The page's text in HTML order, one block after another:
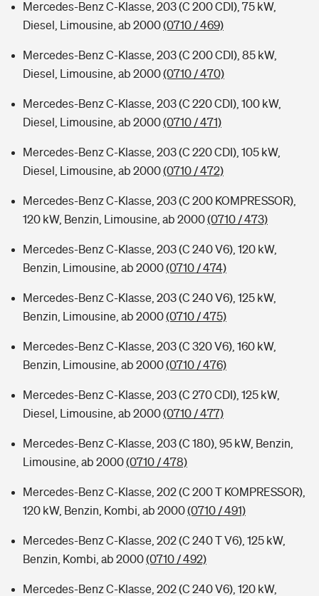
Mercedes-Benz C-Klasse, 203 (C 200 CDI), 75 kW,
Diesel, Limousine, ab 2000(0710 / 469)
Mercedes-Benz C-Klasse, 203 (C 200 CDI), 85 kW,
Diesel, Limousine, ab 2000(0710 / 470)
Mercedes-Benz C-Klasse, 203 (C 220 CDI), 100 kW,
Diesel, Limousine, ab 2000(0710 / 471)
Mercedes-Benz C-Klasse, 203 (C 220 CDI), 105 kW,
Diesel, Limousine, ab 2000(0710 / 472)
Mercedes-Benz C-Klasse, 203 (C 200 KOMPRESSOR),
120 kW, Benzin, Limousine, ab 2000(0710 / 473)
Mercedes-Benz C-Klasse, 203 (C 240 V6), 120 kW,
Benzin, Limousine, ab 2000(0710 / 474)
Mercedes-Benz C-Klasse, 203 (C 240 V6), 125 kW,
Benzin, Limousine, ab 2000(0710 / 475)
Mercedes-Benz C-Klasse, 203 (C 320 V6), 160 kW,
Benzin, Limousine, ab 2000(0710 / 476)
Mercedes-Benz C-Klasse, 203 (C 270 CDI), 125 kW,
Diesel, Limousine, ab 2000(0710 / 477)
Mercedes-Benz C-Klasse, 203 (C 180), 95 kW, Benzin,
Limousine, ab 2000(0710 / 478)
Mercedes-Benz C-Klasse, 202 (C 200 T KOMPRESSOR),
120 kW, Benzin, Kombi, ab 2000(0710 / 491)
Mercedes-Benz C-Klasse, 202 (C 240 T V6), 125 kW,
Benzin, Kombi, ab 2000(0710 / 492)
Mercedes-Benz C-Klasse, 202 (C 240 V6), 120 kW,